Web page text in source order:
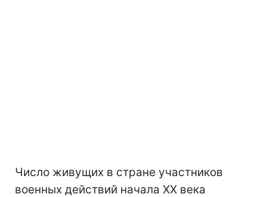
Число живущих в стране участников
военных действий начала ХХ века